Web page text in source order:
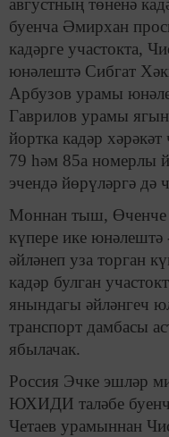
августның төненә
буенча Әмирхан
кадәрге участокта,
юнәлештә Сибгат
Арбузов урамы
Гаврилов урамы
йортка кадәр
79 һәм 85а номерлы
эчендә йөрүләргә дә
Моннан тыш, Өченче
күпере ике
әйләнеп уза торган
кадәр булган
янындагы әйләнгеч
транспорт дамбасы
ябылачак.
Россия Эчке эшләр
ЮХИДИ таләбе
Четаев урамыннан